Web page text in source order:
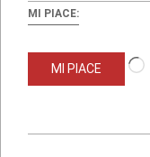
MI PIACE:
MI PIACE